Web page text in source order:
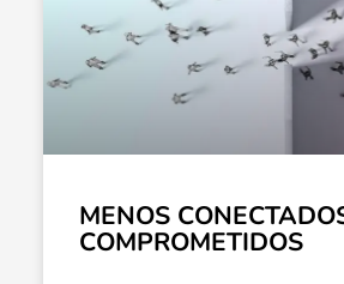
MENOS
COMPROMETIDOS